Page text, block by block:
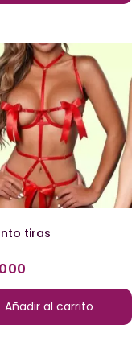
tiras
Añadir al carrito